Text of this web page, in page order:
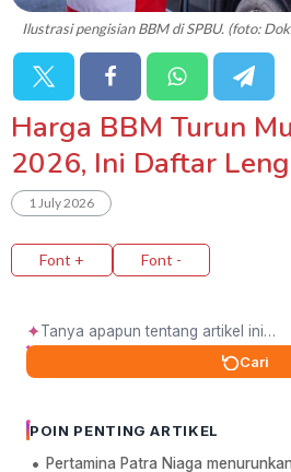
Ilustrasi pengisian BBM di SPBU. (foto:
Harga BBM Turun
2026, Ini Daftar
1 July 2026
Font + Font -
✦
Cari
POIN PENTING ARTIKEL
Pertamina Patra Niaga